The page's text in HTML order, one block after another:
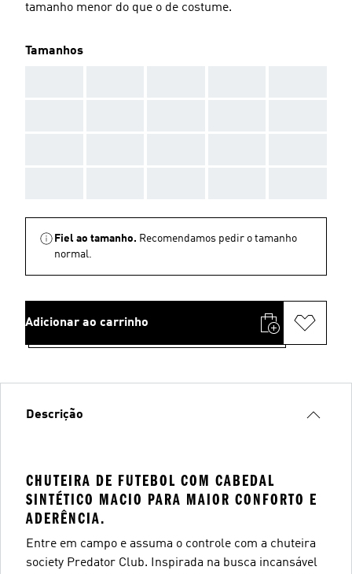
tamanho menor do que o de costume.
Tamanhos
Fiel ao tamanho. Recomendamos pedir o tamanho
normal.
Adicionar ao carrinho
Descrição
CHUTEIRA DE FUTEBOL COM CABEDAL
SINTÉTICO MACIO PARA MAIOR CONFORTO E
ADERÊNCIA.
Entre em campo e assuma o controle com a chuteira
society Predator Club. Inspirada na busca incansável